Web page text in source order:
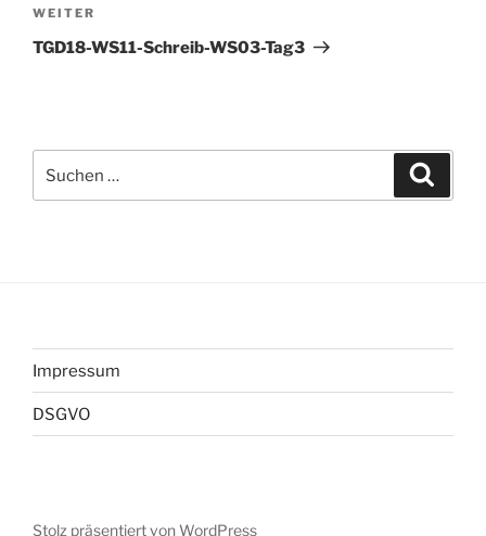
Nächster
Beitrag
WEITER
TGD18-WS11-Schreib-WS03-Tag3
nach:
Impressum
DSGVO
Stolz präsentiert von WordPress